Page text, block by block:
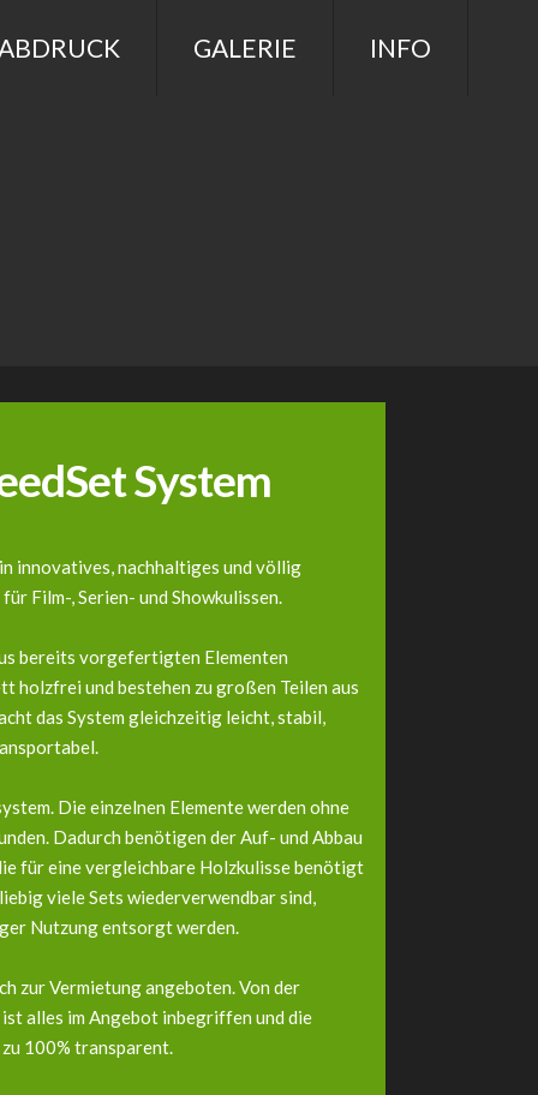
GALERIE INFO
System
innovatives, nachhaltiges und völlig
Film-, Serien- und Showkulissen.
bereits vorgefertigten Elementen
holzfrei und bestehen zu großen Teilen aus
das System gleichzeitig leicht, stabil,
Die einzelnen Elemente werden ohne
Dadurch benötigen der Auf- und Abbau
für eine vergleichbare Holzkulisse benötigt
viele Sets wiederverwendbar sind,
Nutzung entsorgt werden.
zur Vermietung angeboten. Von der
alles im Angebot inbegriffen und die
100% transparent.